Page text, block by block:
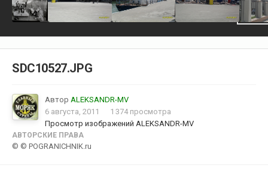
SDC10527.JPG
Автор ALEKSANDR-MV
6 августа, 2011
1 374 просмотра
Просмотр изображений ALEKSANDR-MV
АВТОРСКИЕ ПРАВА
© © POGRANICHNIK.ru